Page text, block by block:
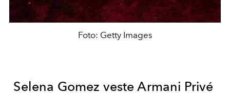
Foto: Getty Images
Selena Gomez veste Armani Privé